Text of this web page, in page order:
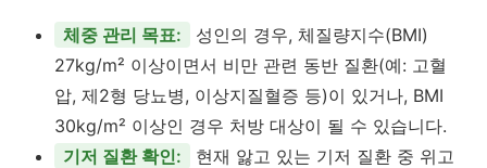
체중 관리 목표:
성인의 경우, 체질량지수(BMI)
27kg/m² 이상이면서 비만 관련 동반 질환(예: 고혈
압, 제2형 당뇨병, 이상지질혈증 등)이 있거나, BMI
30kg/m² 이상인 경우 처방 대상이 될 수 있습니다.
기저 질환 확인:
현재 앓고 있는 기저 질환 중 위고